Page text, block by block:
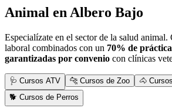
Animal en Albero Bajo
Especialízate en el sector de la salud animal.
laboral combinados con un 70% de
garantizadas por convenio con clínicas
🩺 Cursos ATV 🐆 Cursos de Zoo
🐴
🐕 Cursos de Perros